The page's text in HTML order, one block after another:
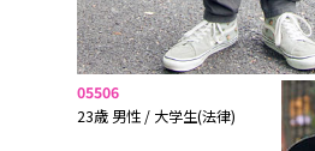
05506
23歳 男性 / 大学生(法律)